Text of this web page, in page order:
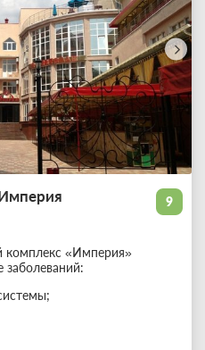
9
комплекс «Империя»
заболеваний: